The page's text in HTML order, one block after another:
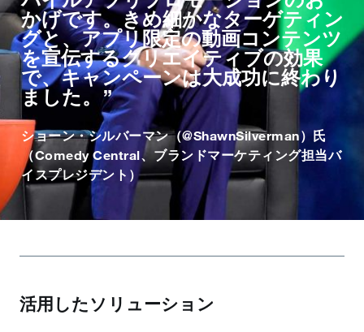
かげです。きめ細かなターゲティン
グと、アプリ限定の動画コンテンツ
を宣伝するクリエイティブの効果
で、キャンペーンは大成功に終わり
ました。
ショーン・シルバーマン（@ShawnSilverman）氏
（Comedy Central、ブランドマーケティング担当バ
イスプレジデント）
活用したソリューション